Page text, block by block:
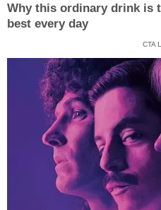
Why this ordinary drink is
best every day
CTA